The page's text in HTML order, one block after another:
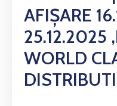
AFIȘARE
25.12.2025
WORLD